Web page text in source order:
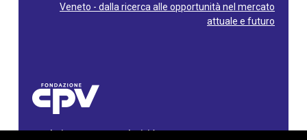
Veneto - dalla ricerca alle opportunità nel mercato
attuale e futuro
Fondazione Centro Produttività Veneto